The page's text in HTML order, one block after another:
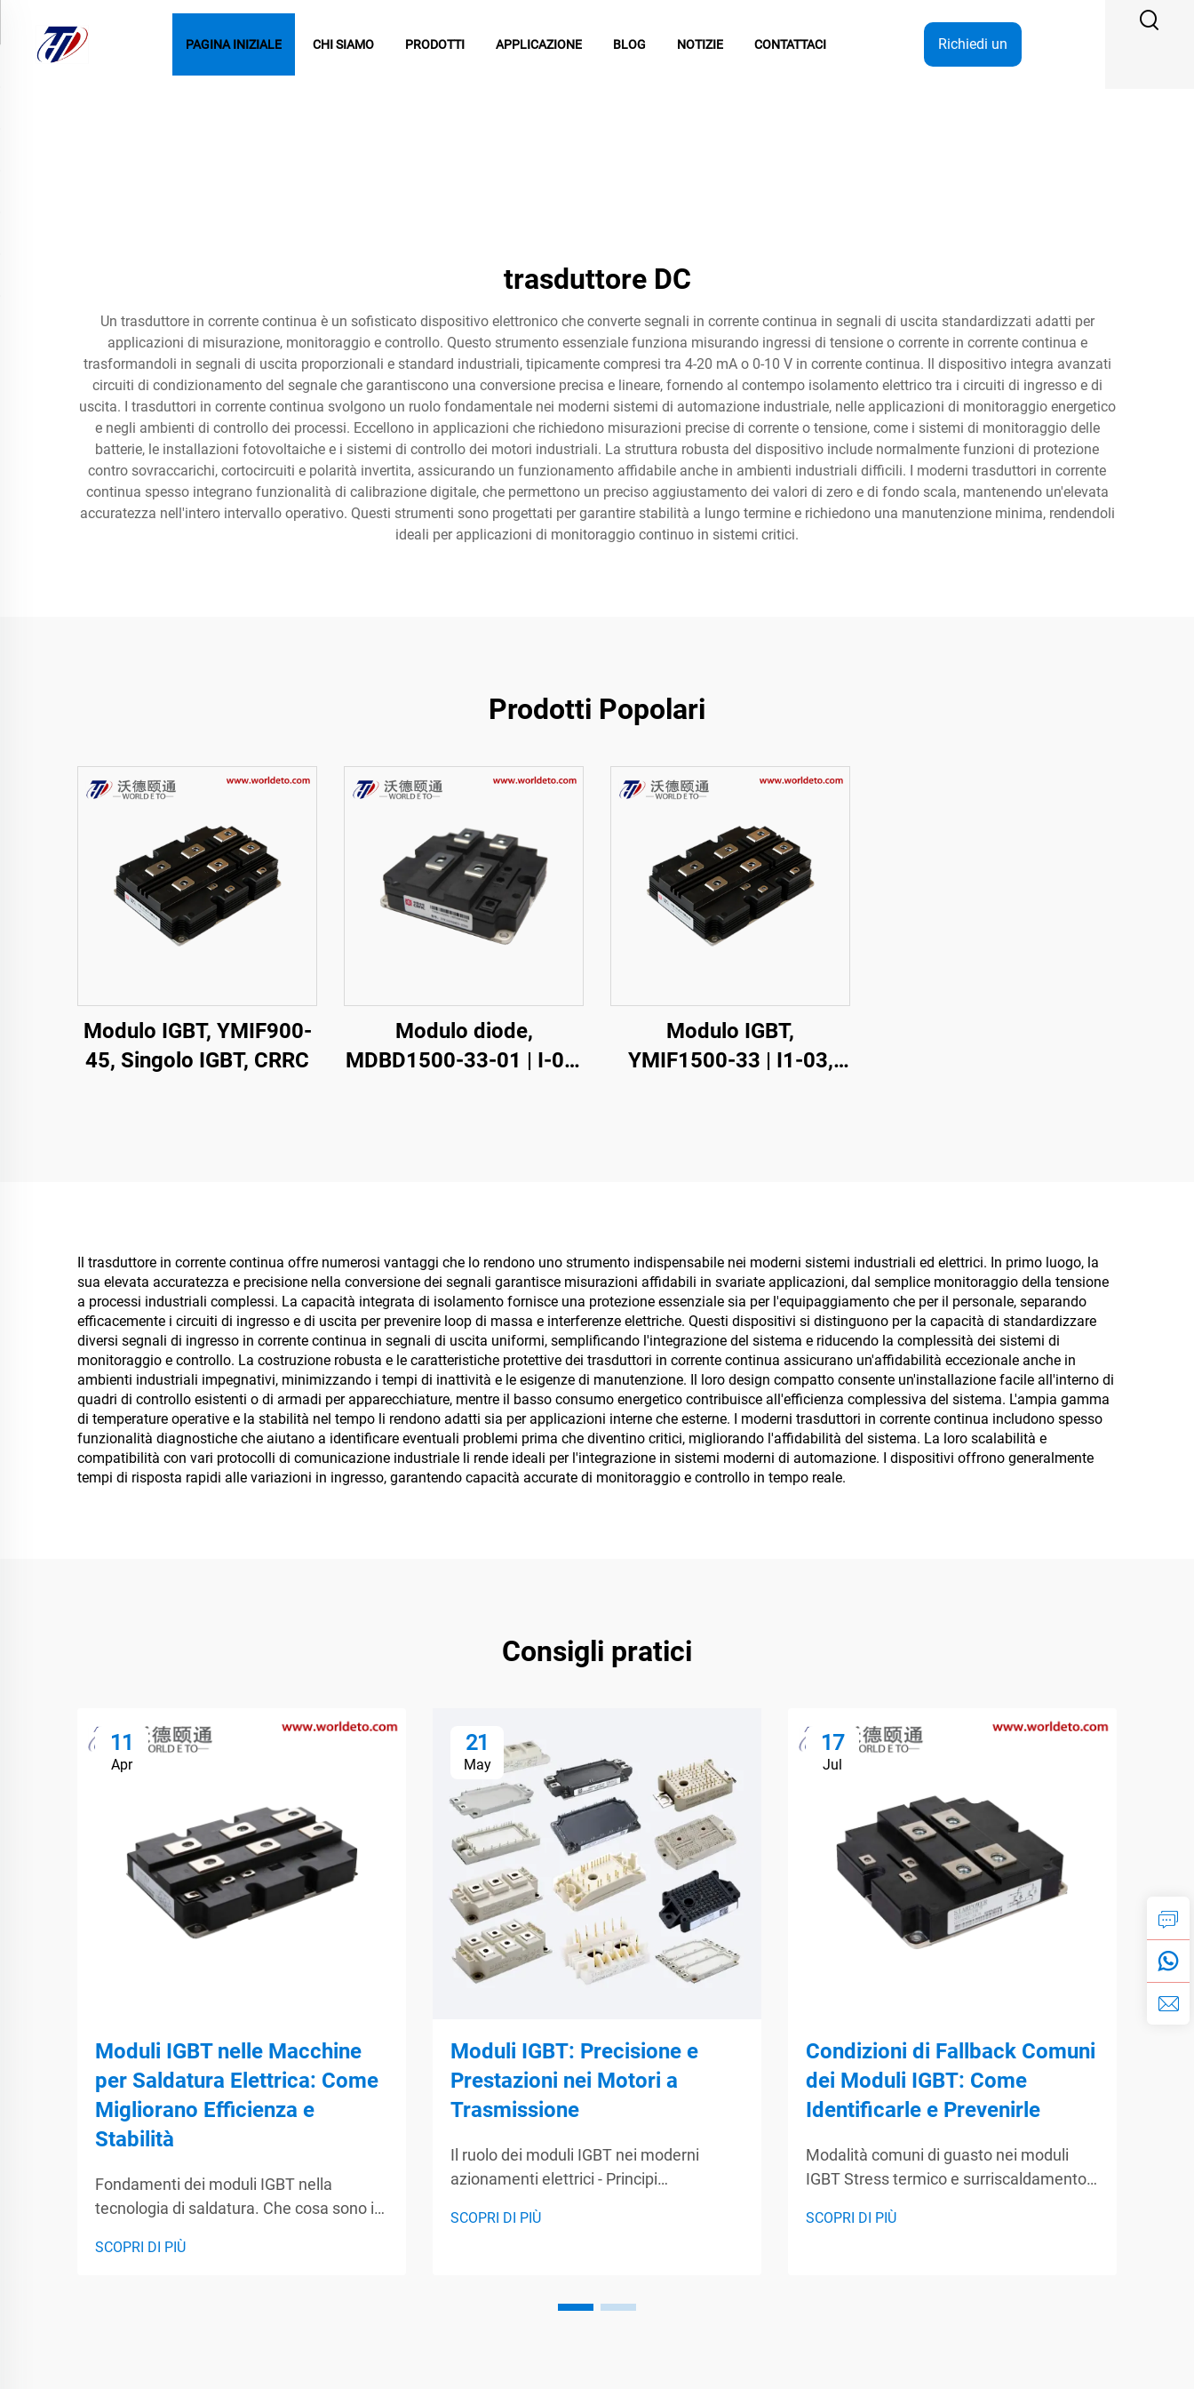
PAGINA INIZIALE CHI SIAMO PRODOTTI APPLICAZIONE BLOG NOTIZIE CONTATTACI Richiedi un
trasduttore DC
Un trasduttore in corrente continua è un sofisticato dispositivo elettronico che converte segnali in corrente continua in segnali di uscita standardizzati adatti per
applicazioni di misurazione, monitoraggio e controllo. Questo strumento essenziale funziona misurando ingressi di tensione o corrente in corrente continua e
trasformandoli in segnali di uscita proporzionali e standard industriali, tipicamente compresi tra 4-20 mA o 0-10 V in corrente continua. Il dispositivo integra avanzati
circuiti di condizionamento del segnale che garantiscono una conversione precisa e lineare, fornendo al contempo isolamento elettrico tra i circuiti di ingresso e di
uscita. I trasduttori in corrente continua svolgono un ruolo fondamentale nei moderni sistemi di automazione industriale, nelle applicazioni di monitoraggio energetico
e negli ambienti di controllo dei processi. Eccellono in applicazioni che richiedono misurazioni precise di corrente o tensione, come i sistemi di monitoraggio delle
batterie, le installazioni fotovoltaiche e i sistemi di controllo dei motori industriali. La struttura robusta del dispositivo include normalmente funzioni di protezione
contro sovraccarichi, cortocircuiti e polarità invertita, assicurando un funzionamento affidabile anche in ambienti industriali difficili. I moderni trasduttori in corrente
continua spesso integrano funzionalità di calibrazione digitale, che permettono un preciso aggiustamento dei valori di zero e di fondo scala, mantenendo un'elevata
accuratezza nell'intero intervallo operativo. Questi strumenti sono progettati per garantire stabilità a lungo termine e richiedono una manutenzione minima, rendendoli
ideali per applicazioni di monitoraggio continuo in sistemi critici.
Prodotti Popolari
Modulo IGBT, YMIF900-
45, Singolo IGBT, CRRC
Modulo diode,
MDBD1500-33-01 | I-01,
Modulo IGBT,
YMIF1500-33 | I1-03,
Il trasduttore in corrente continua offre numerosi vantaggi che lo rendono uno strumento indispensabile nei moderni sistemi industriali ed elettrici. In primo luogo, la
sua elevata accuratezza e precisione nella conversione dei segnali garantisce misurazioni affidabili in svariate applicazioni, dal semplice monitoraggio della tensione
a processi industriali complessi. La capacità integrata di isolamento fornisce una protezione essenziale sia per l'equipaggiamento che per il personale, separando
efficacemente i circuiti di ingresso e di uscita per prevenire loop di massa e interferenze elettriche. Questi dispositivi si distinguono per la capacità di standardizzare
diversi segnali di ingresso in corrente continua in segnali di uscita uniformi, semplificando l'integrazione del sistema e riducendo la complessità dei sistemi di
monitoraggio e controllo. La costruzione robusta e le caratteristiche protettive dei trasduttori in corrente continua assicurano un'affidabilità eccezionale anche in
ambienti industriali impegnativi, minimizzando i tempi di inattività e le esigenze di manutenzione. Il loro design compatto consente un'installazione facile all'interno di
quadri di controllo esistenti o di armadi per apparecchiature, mentre il basso consumo energetico contribuisce all'efficienza complessiva del sistema. L'ampia gamma
di temperature operative e la stabilità nel tempo li rendono adatti sia per applicazioni interne che esterne. I moderni trasduttori in corrente continua includono spesso
funzionalità diagnostiche che aiutano a identificare eventuali problemi prima che diventino critici, migliorando l'affidabilità del sistema. La loro scalabilità e
compatibilità con vari protocolli di comunicazione industriale li rende ideali per l'integrazione in sistemi moderni di automazione. I dispositivi offrono generalmente
tempi di risposta rapidi alle variazioni in ingresso, garantendo capacità accurate di monitoraggio e controllo in tempo reale.
Consigli pratici
11
Apr
Moduli IGBT nelle Macchine
per Saldatura Elettrica: Come
Migliorano Efficienza e
Stabilità
Fondamenti dei moduli IGBT nella
tecnologia di saldatura. Che cosa sono i
transistor bipolari con gate isolato,
SCOPRI DI PIÙ
21
May
Moduli IGBT: Precisione e
Prestazioni nei Motori a
Trasmissione
Il ruolo dei moduli IGBT nei moderni
azionamenti elettrici - Principi
moduli IGBT, noti anche come transistori
SCOPRI DI PIÙ
17
Jul
Condizioni di Fallback Comuni
dei Moduli IGBT: Come
Identificarle e Prevenirle
Modalità comuni di guasto nei moduli
IGBT Stress termico e surriscaldamento I
termico perché operano in ambienti in cui
SCOPRI DI PIÙ